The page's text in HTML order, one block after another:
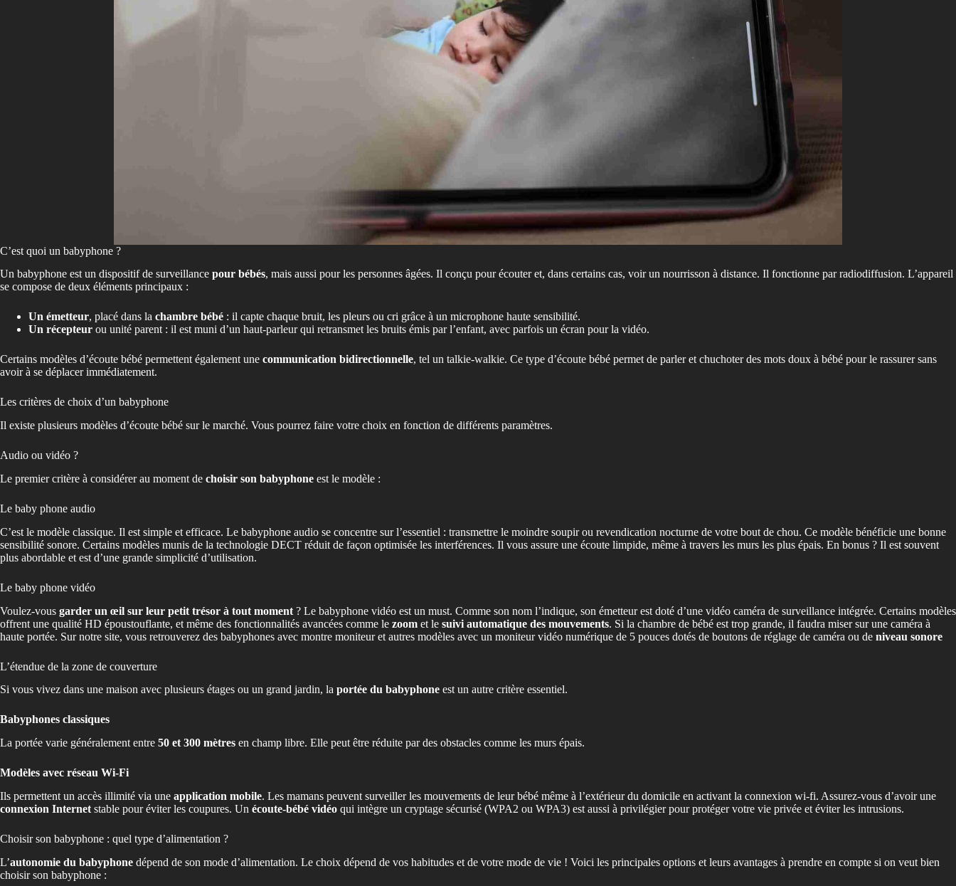
C’est quoi un babyphone ?
Un babyphone est un dispositif de surveillance pour bébés, mais aussi pour les personnes âgées. Il conçu pour écouter et, dans certains cas, voir un nourrisson à distance. Il fonctionne par radiodiffusion. L’appareil
se compose de deux éléments principaux :
Un émetteur, placé dans la chambre bébé : il capte chaque bruit, les pleurs ou cri grâce à un microphone haute sensibilité.
Un récepteur ou unité parent : il est muni d’un haut-parleur qui retransmet les bruits émis par l’enfant, avec parfois un écran pour la vidéo.
Certains modèles d’écoute bébé permettent également une communication bidirectionnelle, tel un talkie-walkie. Ce type d’écoute bébé permet de parler et chuchoter des mots doux à bébé pour le rassurer sans
avoir à se déplacer immédiatement.
Les critères de choix d’un babyphone
Il existe plusieurs modèles d’écoute bébé sur le marché. Vous pourrez faire votre choix en fonction de différents paramètres.
Audio ou vidéo ?
Le premier critère à considérer au moment de choisir son babyphone est le modèle :
Le baby phone audio
C’est le modèle classique. Il est simple et efficace. Le babyphone audio se concentre sur l’essentiel : transmettre le moindre soupir ou revendication nocturne de votre bout de chou. Ce modèle bénéficie une bonne
sensibilité sonore. Certains modèles munis de la technologie DECT réduit de façon optimisée les interférences. Il vous assure une écoute limpide, même à travers les murs les plus épais. En bonus ? Il est souvent
plus abordable et est d’une grande simplicité d’utilisation.
Le baby phone vidéo
Voulez-vous garder un œil sur leur petit trésor à tout moment ? Le babyphone vidéo est un must. Comme son nom l’indique, son émetteur est doté d’une vidéo caméra de surveillance intégrée. Certains modèles
offrent une qualité HD époustouflante, et même des fonctionnalités avancées comme le zoom et le suivi automatique des mouvements. Si la chambre de bébé est trop grande, il faudra miser sur une caméra à
haute portée. Sur notre site, vous retrouverez des babyphones avec montre moniteur et autres modèles avec un moniteur vidéo numérique de 5 pouces dotés de boutons de réglage de caméra ou de niveau sonore
L’étendue de la zone de couverture
Si vous vivez dans une maison avec plusieurs étages ou un grand jardin, la portée du babyphone est un autre critère essentiel.
Babyphones classiques
La portée varie généralement entre 50 et 300 mètres en champ libre. Elle peut être réduite par des obstacles comme les murs épais.
Modèles avec réseau Wi-Fi
Ils permettent un accès illimité via une application mobile. Les mamans peuvent surveiller les mouvements de leur bébé même à l’extérieur du domicile en activant la connexion wi-fi. Assurez-vous d’avoir une
connexion Internet stable pour éviter les coupures. Un écoute-bébé vidéo qui intègre un cryptage sécurisé (WPA2 ou WPA3) est aussi à privilégier pour protéger votre vie privée et éviter les intrusions.
Choisir son babyphone : quel type d’alimentation ?
L’autonomie du babyphone dépend de son mode d’alimentation. Le choix dépend de vos habitudes et de votre mode de vie ! Voici les principales options et leurs avantages à prendre en compte si on veut bien
choisir son babyphone :